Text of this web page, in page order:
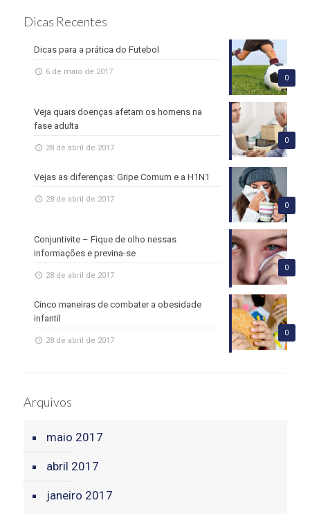
Dicas Recentes
0
Dicas para a prática do Futebol
6 de maio de 2017
0
Veja quais doenças afetam os homens na
fase adulta
28 de abril de 2017
0
Vejas as diferenças: Gripe Comum e a H1N1
28 de abril de 2017
0
Conjuntivite – Fique de olho nessas
informações e previna-se
28 de abril de 2017
0
Cinco maneiras de combater a obesidade
infantil
28 de abril de 2017
Arquivos
maio 2017
abril 2017
janeiro 2017